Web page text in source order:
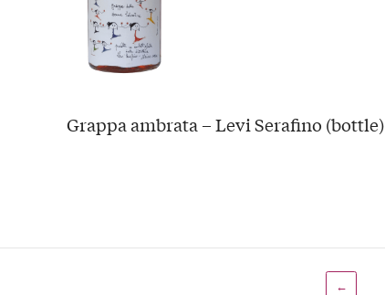
Grappa ambrata – Levi Serafino (bottle)
←